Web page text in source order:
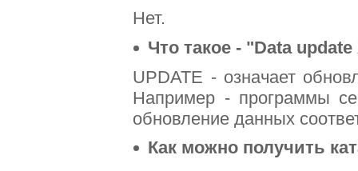
Нет.
Что такое - "Data
UPDATE - означает
Например - программы
обновление данных
Как можно получить